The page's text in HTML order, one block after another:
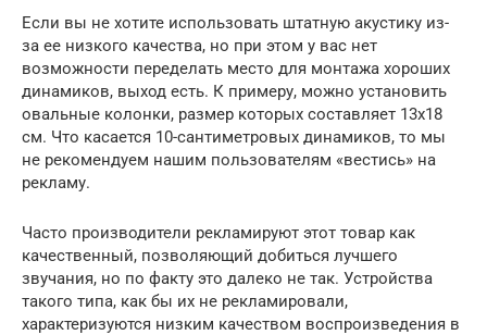
Если вы не хотите использовать штатную акустику из-
за ее низкого качества, но при этом у вас нет
возможности переделать место для монтажа хороших
динамиков, выход есть. К примеру, можно установить
овальные колонки, размер которых составляет 13х18
см. Что касается 10-сантиметровых динамиков, то мы
не рекомендуем нашим пользователям «вестись» на
рекламу.
Часто производители рекламируют этот товар как
качественный, позволяющий добиться лучшего
звучания, но по факту это далеко не так. Устройства
такого типа, как бы их не рекламировали,
характеризуются низким качеством воспроизведения в